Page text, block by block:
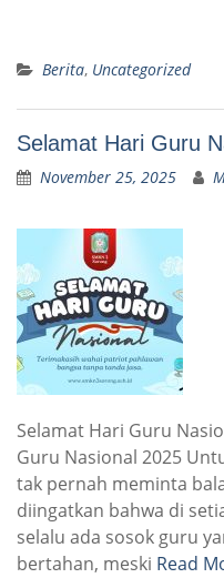
Berita, Uncategorized
Selamat Hari Guru
November 25, 2025
Selamat Hari Guru
Guru Nasional 2025
tak pernah meminta
diingatkan bahwa di
selalu ada sosok guru
bertahan, meski Read